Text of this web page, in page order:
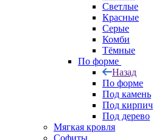
Светлые
Красные
Серые
Комби
Тёмные
По форме
Назад
По форме
Под камень
Под кирпич
Под дерево
Мягкая кровля
Софиты